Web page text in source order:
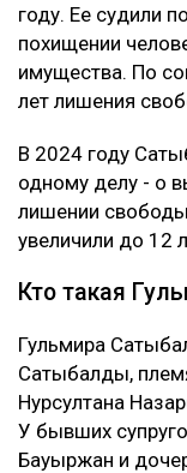
году. Ее судили
похищении
имущества. По
лет лишения
В 2024 году
одному делу - о
лишении
увеличили до 12
Кто такая
Гульмира
Сатыбалды,
Нурсултана
У бывших
Бауыржан и